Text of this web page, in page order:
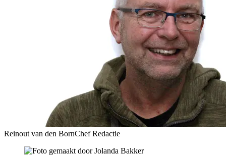
Reinout van den BornChef Redactie